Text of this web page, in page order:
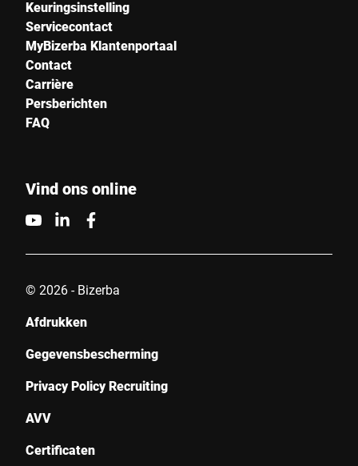
Keuringsinstelling
Servicecontact
MyBizerba Klantenportaal
Contact
Carrière
Persberichten
FAQ
Vind ons online
© 2026 - Bizerba
Afdrukken
Gegevensbescherming
Privacy Policy Recruiting
AVV
Certificaten